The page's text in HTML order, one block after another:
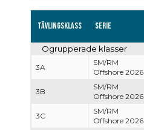
Tävlingsklass Serie
Ogrupperade klasser
3A
SM/RM
Offshore 2026
3B
SM/RM
Offshore 2026
3C
SM/RM
Offshore 2026